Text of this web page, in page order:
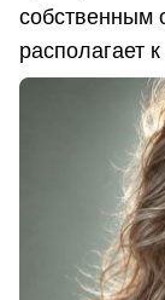
располагает к